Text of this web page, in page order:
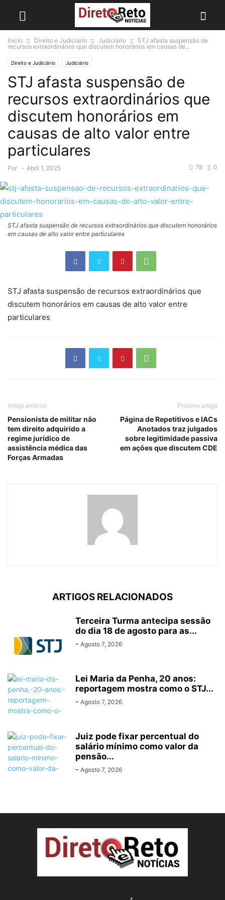
Início Direito e Judiciário Judiciário
STJ afasta suspensão de
recursos extraordinários que discutem honorários em causas de...
Direito e Judiciário Judiciário
STJ afasta suspensão de
recursos extraordinários que
discutem honorários em
causas de alto valor entre
particulares
Por - Abril 1, 2025 0
78
STJ afasta suspensão de recursos extraordinários que discutem honorários
em causas de alto valor entre particulares
STJ afasta suspensão de recursos extraordinários que
discutem honorários em causas de alto valor entre
particulares
Artigo anterior
Pensionista de militar não
tem direito adquirido a
regime jurídico de
assistência médica das
Forças Armadas
Próximo artigo
Página de Repetitivos e IACs
Anotados traz julgados
sobre legitimidade passiva
em ações que discutem CDE
ARTIGOS RELACIONADOS
Terceira Turma antecipa sessão
do dia 18 de agosto para as...
- Agosto 7, 2026
Lei Maria da Penha, 20 anos:
reportagem mostra como o STJ...
- Agosto 7, 2026
Juiz pode fixar percentual do
salário mínimo como valor da
pensão...
- Agosto 7, 2026